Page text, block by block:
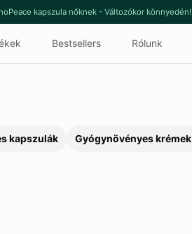
kapszula nőknek - Változókor könnyedén!
Bestsellers Rólunk
kapszulák Gyógynövényes krémek